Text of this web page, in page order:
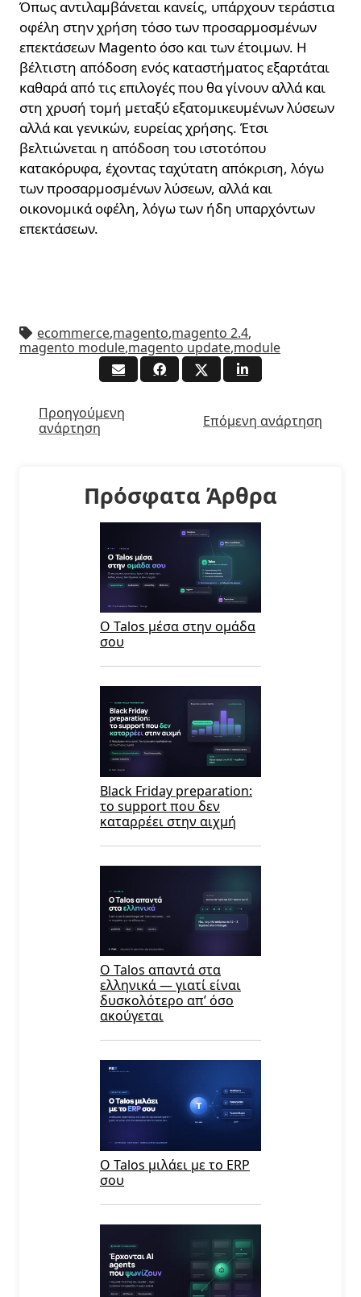
Όπως αντιλαμβάνεται κανείς, υπάρχουν τεράστια
οφέλη στην χρήση τόσο των προσαρμοσμένων
επεκτάσεων Magento όσο και των έτοιμων. Η
βέλτιστη απόδοση ενός καταστήματος εξαρτάται
καθαρά από τις επιλογές που θα γίνουν αλλά και
στη χρυσή τομή μεταξύ εξατομικευμένων λύσεων
αλλά και γενικών, ευρείας χρήσης. Έτσι
βελτιώνεται η απόδοση του ιστοτόπου
κατακόρυφα, έχοντας ταχύτατη απόκριση, λόγω
των προσαρμοσμένων λύσεων, αλλά και
οικονομικά οφέλη, λόγω των ήδη υπαρχόντων
επεκτάσεων.
ecommerce,magento,magento 2.4,
magento module,magento update,module
Προηγούμενη
ανάρτηση
Επόμενη ανάρτηση
Πρόσφατα Άρθρα
Ο Talos μέσα στην ομάδα
σου
Black Friday preparation:
το support που δεν
καταρρέει στην αιχμή
Ο Talos απαντά στα
ελληνικά — γιατί είναι
δυσκολότερο απ’ όσο
ακούγεται
Ο Talos μιλάει με το ERP
σου